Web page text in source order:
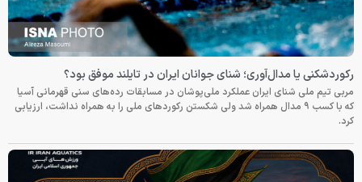
رکوردشکنی یا مدال‌آوری؛ شنای جوانان ایران در تایلند موفق بود؟
مربی تیم ملی شنای ایران عملکرد ملی‌پوشان در مسابقات رده‌های سنی قهرمانی آسیا
که با کسب ۹ مدال همراه شد ولی شکستن رکوردهای ملی را به همراه نداشت، ارزیابی
کرد.